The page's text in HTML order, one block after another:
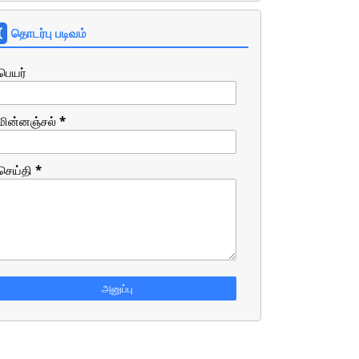
தொடர்பு படிவம்
*
*